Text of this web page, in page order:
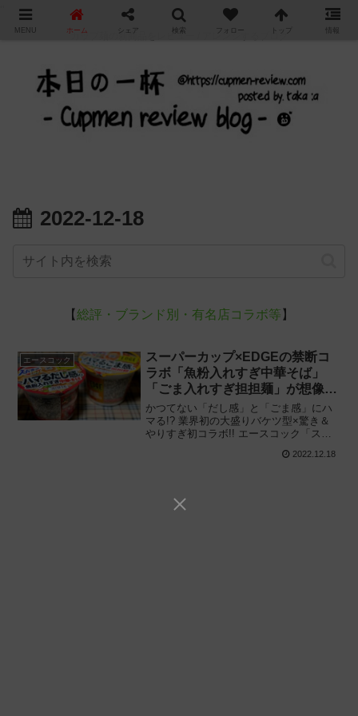
カップ麺の新商品をレビュー / アレンジするブログ
2022-12-18
【総評・ブランド別・有名店コラボ等 】
エースコック
スーパーカップ×EDGEの禁断コ
ラボ「魚粉入れすぎ中華そば」
「ごま入れすぎ担担麺」が想像以
上に高コスパ!!
かつてない「だし感」と「ごま感」にハ
マる!? 業界初の大盛りバケツ型×驚き＆
やりすぎ初コラボ!! エースコック「スー
華そば」及び「同 ごま入れすぎ担担麺」
2022.12.18
MENU ホーム シェア 検索 フォロー トップ 情報